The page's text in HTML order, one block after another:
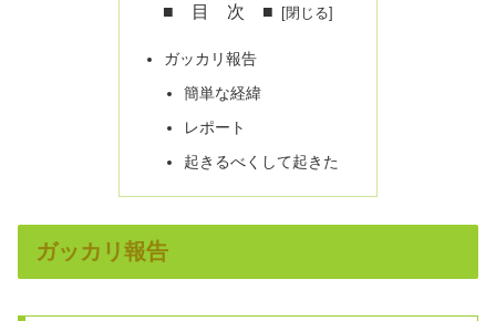
■ 目 次 ■
ガッカリ報告
簡単な経緯
レポート
起きるべくして起きた
ガッカリ報告